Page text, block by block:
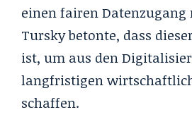
einen fairen Datenzugang
Tursky betonte, dass
ist, um aus den
langfristigen
schaffen.